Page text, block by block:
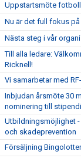
Uppstartsmöte
Nu är det full fokus
Nästa steg i vår
Till alla ledare:
Ricknell!
Vi samarbetar med
Inbjudan årsmöte 30
nominering till
Utbildningsmöjlighet
och skadeprevention
Försäljning Bingolotter